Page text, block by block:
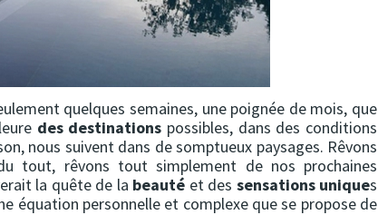
quelques semaines, une poignée de mois, que
des destinations possibles, dans des conditions
nous suivent dans de somptueux paysages. Rêvons
tout, rêvons tout simplement de nos prochaines
la quête de la beauté et des sensations uniques
équation personnelle et complexe que se propose de